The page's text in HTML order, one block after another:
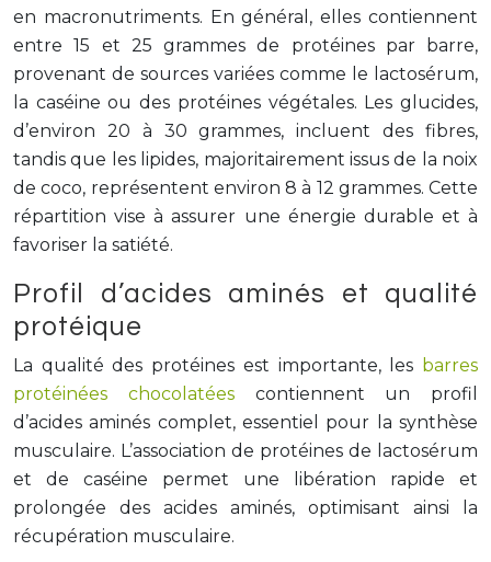
en macronutriments. En général, elles contiennent
entre 15 et 25 grammes de protéines par barre,
provenant de sources variées comme le lactosérum,
la caséine ou des protéines végétales. Les glucides,
d’environ 20 à 30 grammes, incluent des fibres,
tandis que les lipides, majoritairement issus de la noix
de coco, représentent environ 8 à 12 grammes. Cette
répartition vise à assurer une énergie durable et à
favoriser la satiété.
Profil d’acides aminés et qualité
protéique
La qualité des protéines est importante, les barres
protéinées chocolatéescontiennent un profil
d’acides aminés complet, essentiel pour la synthèse
musculaire. L’association de protéines de lactosérum
et de caséine permet une libération rapide et
prolongée des acides aminés, optimisant ainsi la
récupération musculaire.